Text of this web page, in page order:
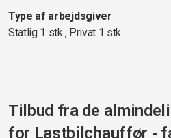
Type af arbejdsgiver
Statlig 1 stk., Privat 1 stk.
Tilbud fra de
for Lastbilchauffør -